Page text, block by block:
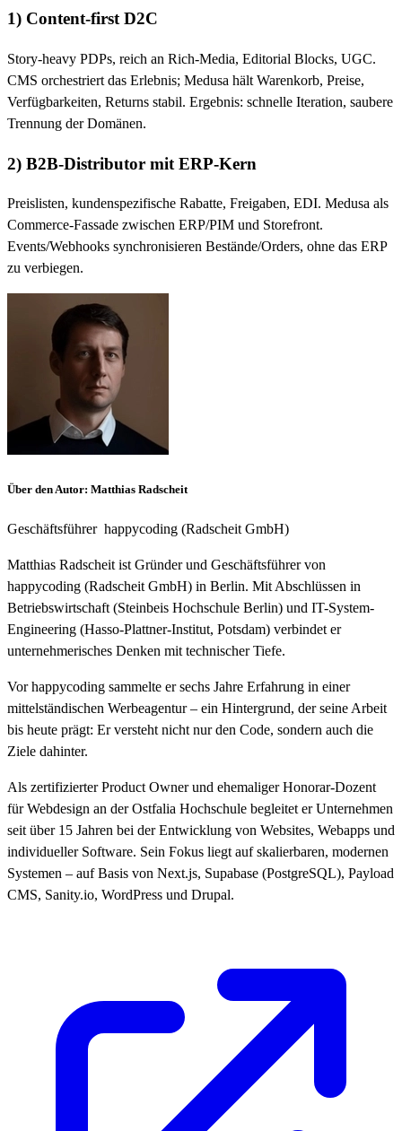
1) Content-first D2C
Story-heavy PDPs, reich an Rich-Media, Editorial Blocks, UGC.
CMS orchestriert das Erlebnis; Medusa hält Warenkorb, Preise,
Verfügbarkeiten, Returns stabil. Ergebnis: schnelle Iteration, saubere
Trennung der Domänen.
2) B2B-Distributor mit ERP-Kern
Preislisten, kundenspezifische Rabatte, Freigaben, EDI. Medusa als
Commerce-Fassade zwischen ERP/PIM und Storefront.
Events/Webhooks synchronisieren Bestände/Orders, ohne das ERP
zu verbiegen.
Über den Autor: Matthias Radscheit
Geschäftsführer happycoding (Radscheit GmbH)
Matthias Radscheit ist Gründer und Geschäftsführer von
happycoding (Radscheit GmbH) in Berlin. Mit Abschlüssen in
Betriebswirtschaft (Steinbeis Hochschule Berlin) und IT-System-
Engineering (Hasso-Plattner-Institut, Potsdam) verbindet er
unternehmerisches Denken mit technischer Tiefe.
Vor happycoding sammelte er sechs Jahre Erfahrung in einer
mittelständischen Werbeagentur – ein Hintergrund, der seine Arbeit
bis heute prägt: Er versteht nicht nur den Code, sondern auch die
Ziele dahinter.
Als zertifizierter Product Owner und ehemaliger Honorar-Dozent
für Webdesign an der Ostfalia Hochschule begleitet er Unternehmen
seit über 15 Jahren bei der Entwicklung von Websites, Webapps und
individueller Software. Sein Fokus liegt auf skalierbaren, modernen
Systemen – auf Basis von Next.js, Supabase (PostgreSQL), Payload
CMS, Sanity.io, WordPress und Drupal.